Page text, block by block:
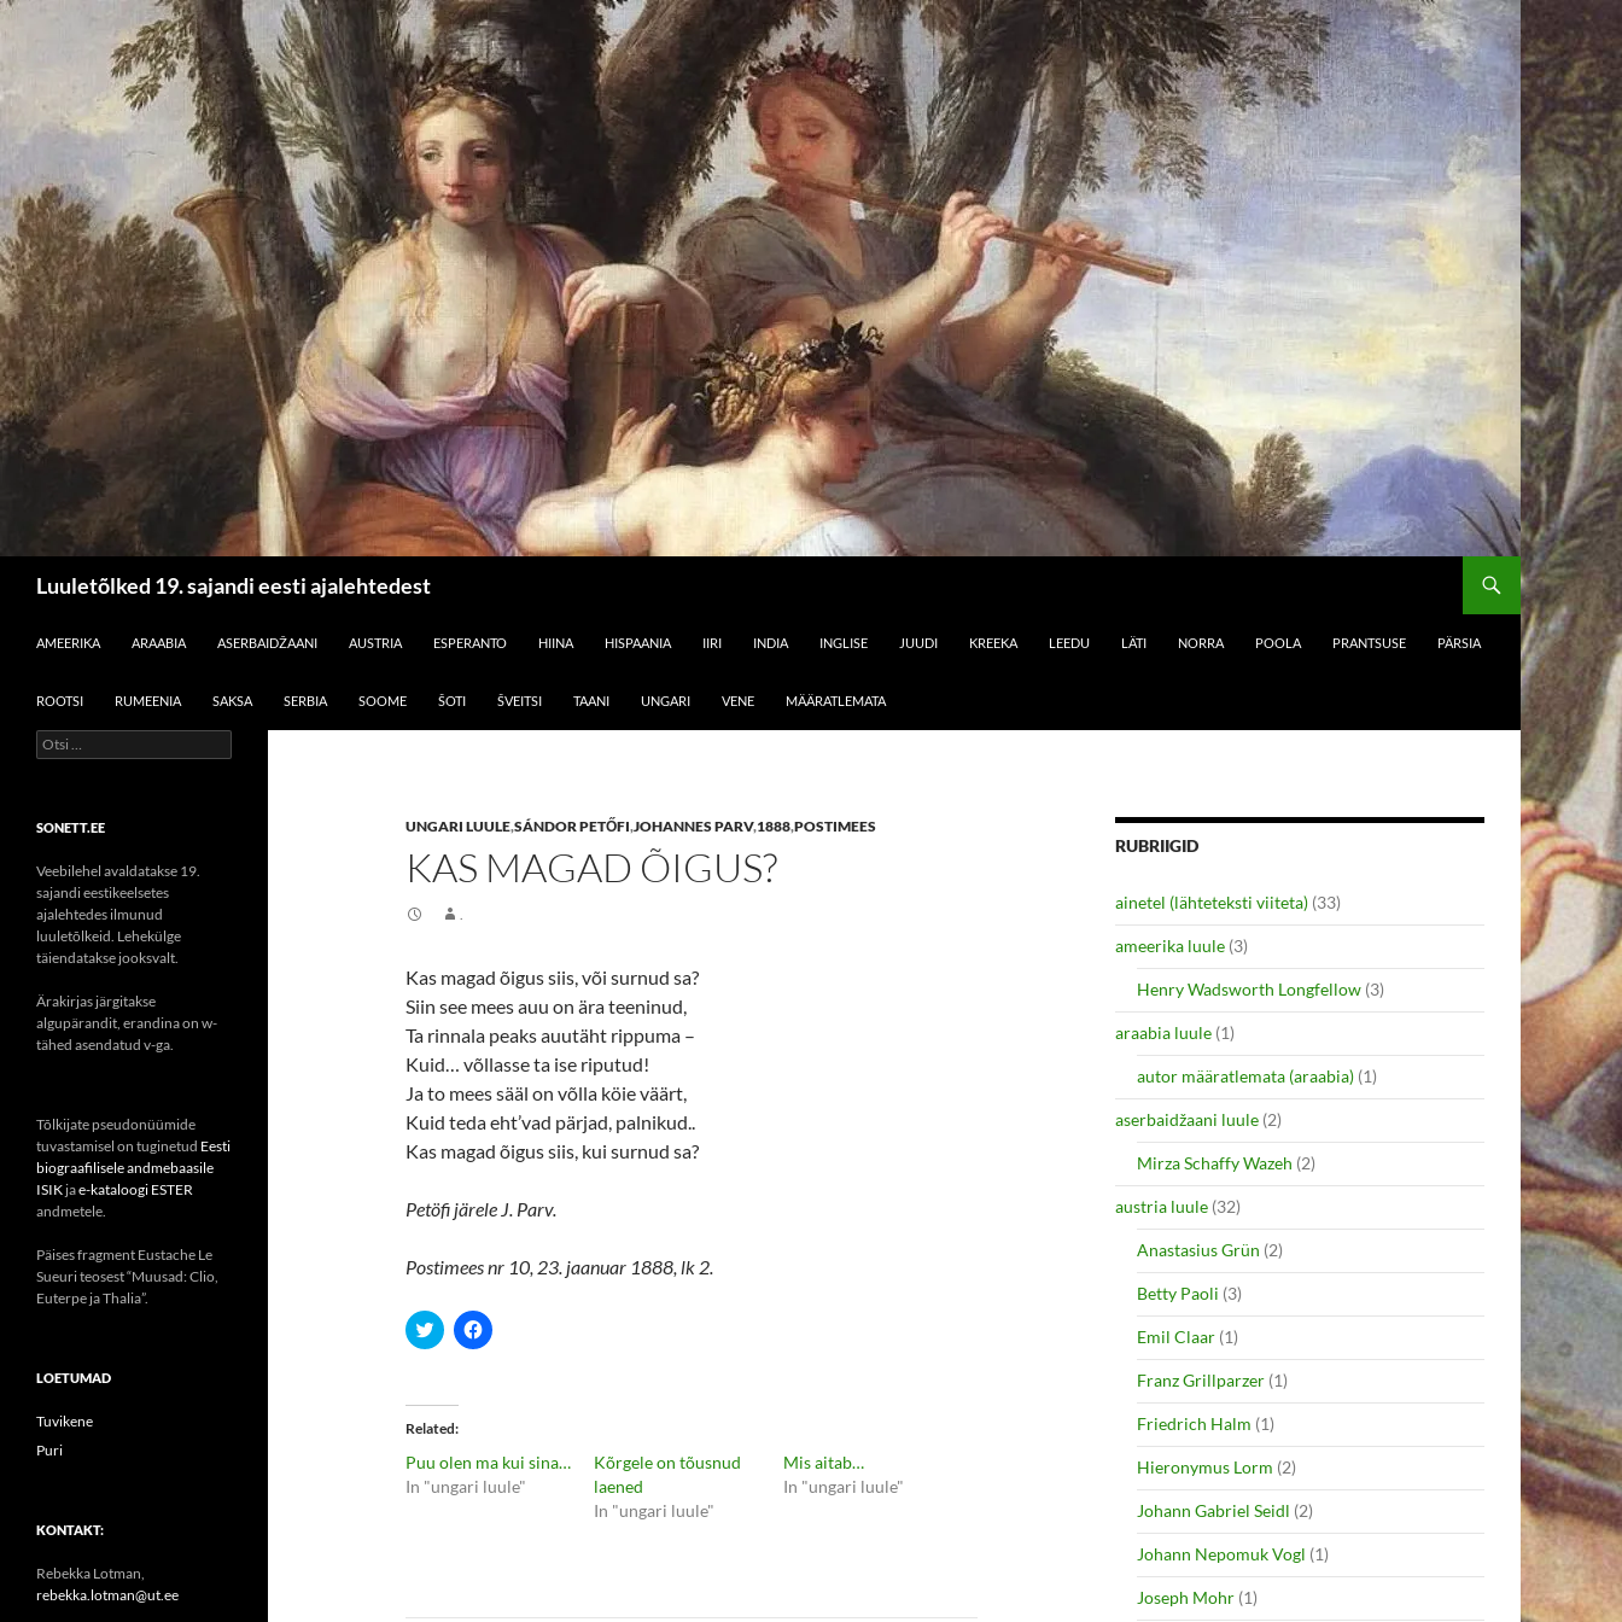
Luuletõlked 19. sajandi eesti ajalehtedest
AMEERIKA
ARAABIA ASERBAIDŽAANI AUSTRIA ESPERANTO HIINA HISPAANIA IIRI INDIA INGLISE JUUDI KREEKA LEEDU LÄTI NORRA POOLA PRANTSUSE PÄRSIA
ROOTSI RUMEENIA SAKSA SERBIA SOOME ŠOTI ŠVEITSI TAANI UNGARI VENE MÄÄRATLEMATA
UNGARI LUULE,SÁNDOR PETŐFI,JOHANNES PARV,1888,POSTIMEES
KAS MAGAD ÕIGUS?
.
Kas magad õigus siis, või surnud sa?
Siin see mees auu on ära teeninud,
Ta rinnala peaks auutäht rippuma –
Kuid… võllasse ta ise riputud!
Ja to mees sääl on võlla köie väärt,
Kuid teda eht’vad pärjad, palnikud..
Kas magad õigus siis, kui surnud sa?
Petöfi järele J. Parv.
Postimees nr 10, 23. jaanuar 1888, lk 2.
C
l
t
o
s
a
r
e
C
l
a
r
e
Related
Puu olen ma kui sina…
In "ungari luule"
Kõrgele on tõusnud
laened
In "ungari luule"
Mis aitab…
In "ungari luule"
RUBRIIGID
ainetel (lähteteksti viiteta) (33)
ameerika luule (3)
Henry Wadsworth Longfellow (3)
araabia luule (1)
autor määratlemata (araabia) (1)
aserbaidžaani luule (2)
Mirza Schaffy Wazeh (2)
austria luule (32)
Anastasius Grün (2)
Betty Paoli (3)
Emil Claar (1)
Franz Grillparzer (1)
Friedrich Halm (1)
Hieronymus Lorm (2)
Johann Gabriel Seidl (2)
Johann Nepomuk Vogl (1)
Joseph Mohr (1)
Otsi:
SONETT.EE
Veebilehel avaldatakse 19.
sajandi eestikeelsetes
ajalehtedes ilmunud
luuletõlkeid. Lehekülge
täiendatakse jooksvalt.
Ärakirjas järgitakse
algupärandit, erandina on w-
tähed asendatud v-ga.
Tõlkijate pseudonüümide
tuvastamisel on tuginetud Eesti
biograafilisele andmebaasile
ISIK jae-kataloogi ESTER
andmetele.
Päises fragment Eustache Le
Sueuri teosest “Muusad: Clio,
Euterpe ja Thalia”.
LOETUMAD
Tuvikene
Puri
KONTAKT:
Rebekka Lotman,
rebekka.lotman@ut.ee